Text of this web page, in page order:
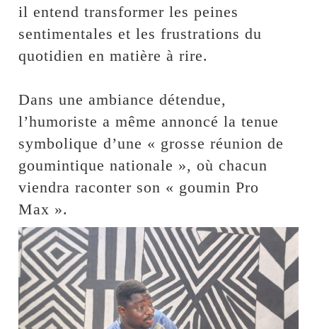
il entend transformer les peines
sentimentales et les frustrations du
quotidien en matière à rire.
Dans une ambiance détendue,
l’humoriste a même annoncé la tenue
symbolique d’une « grosse réunion de
goumintique nationale », où chacun
viendra raconter son « goumin Pro
Max ».